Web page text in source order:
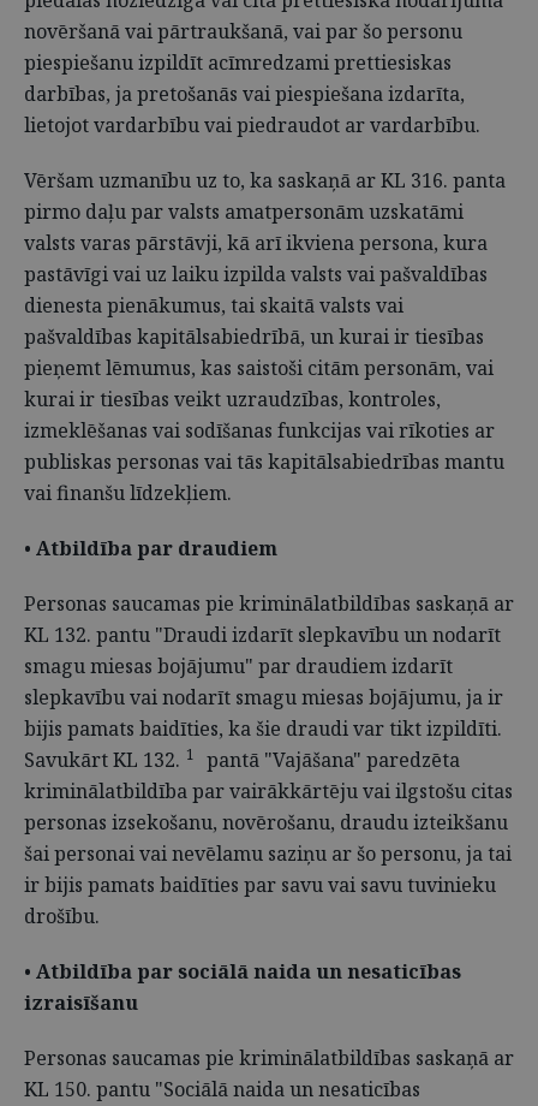
novēršanā vai pārtraukšanā, vai par šo personu
piespiešanu izpildīt acīmredzami prettiesiskas
darbības, ja pretošanās vai piespiešana izdarīta,
lietojot vardarbību vai piedraudot ar vardarbību.
Vēršam uzmanību uz to, ka saskaņā ar KL 316. panta
pirmo daļu par valsts amatpersonām uzskatāmi
valsts varas pārstāvji, kā arī ikviena persona, kura
pastāvīgi vai uz laiku izpilda valsts vai pašvaldības
dienesta pienākumus, tai skaitā valsts vai
pašvaldības kapitālsabiedrībā, un kurai ir tiesības
pieņemt lēmumus, kas saistoši citām personām, vai
kurai ir tiesības veikt uzraudzības, kontroles,
izmeklēšanas vai sodīšanas funkcijas vai rīkoties ar
publiskas personas vai tās kapitālsabiedrības mantu
vai finanšu līdzekļiem.
• Atbildība par draudiem
Personas saucamas pie kriminālatbildības saskaņā ar
KL 132. pantu "Draudi izdarīt slepkavību un nodarīt
smagu miesas bojājumu" par draudiem izdarīt
slepkavību vai nodarīt smagu miesas bojājumu, ja ir
bijis pamats baidīties, ka šie draudi var tikt izpildīti.
Savukārt KL 132. 1
pantā "Vajāšana" paredzēta
kriminālatbildība par vairākkārtēju vai ilgstošu citas
personas izsekošanu, novērošanu, draudu izteikšanu
šai personai vai nevēlamu saziņu ar šo personu, ja tai
ir bijis pamats baidīties par savu vai savu tuvinieku
drošību.
• Atbildība par sociālā naida un nesaticības
izraisīšanu
Personas saucamas pie kriminālatbildības saskaņā ar
KL 150. pantu "Sociālā naida un nesaticības